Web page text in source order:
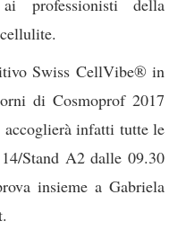
professionisti della
Swiss CellVibe® in
di Cosmoprof 2017
infatti tutte le
Stand A2 dalle 09.30
insieme a Gabriela